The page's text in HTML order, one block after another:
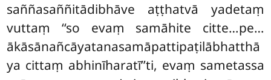
saññasaññitādibhāve aṭṭhatvā yadetaṃ
vuttaṃ ‘‘so evaṃ samāhite citte…pe…
ākāsānañcāyatanasamāpattipaṭilābhatthā
ya cittaṃ abhinīharatī’’ti, evaṃ sametassa